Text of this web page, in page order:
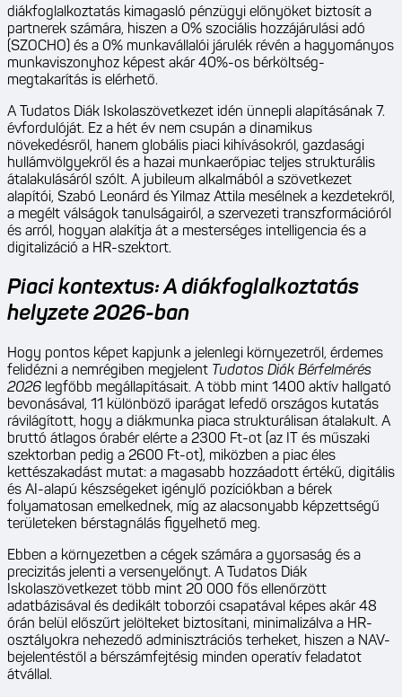
diákfoglalkoztatás kimagasló pénzügyi előnyöket biztosít a
partnerek számára, hiszen a 0% szociális hozzájárulási adó
(SZOCHO) és a 0% munkavállalói járulék révén a hagyományos
munkaviszonyhoz képest akár 40%-os bérköltség-
megtakarítás is elérhető.
A Tudatos Diák Iskolaszövetkezet idén ünnepli alapításának 7.
évfordulóját. Ez a hét év nem csupán a dinamikus
növekedésről, hanem globális piaci kihívásokról, gazdasági
hullámvölgyekről és a hazai munkaerőpiac teljes strukturális
átalakulásáról szólt. A jubileum alkalmából a szövetkezet
alapítói, Szabó Leonárd és Yilmaz Attila mesélnek a kezdetekről,
a megélt válságok tanulságairól, a szervezeti transzformációról
és arról, hogyan alakítja át a mesterséges intelligencia és a
digitalizáció a HR-szektort.
Piaci kontextus: A diákfoglalkoztatás
helyzete 2026-ban
Hogy pontos képet kapjunk a jelenlegi környezetről, érdemes
felidézni a nemrégiben megjelent Tudatos Diák Bérfelmérés
2026 legfőbb megállapításait. A több mint 1400 aktív hallgató
bevonásával, 11 különböző iparágat lefedő országos kutatás
rávilágított, hogy a diákmunka piaca strukturálisan átalakult. A
bruttó átlagos órabér elérte a 2300 Ft-ot (az IT és műszaki
szektorban pedig a 2600 Ft-ot), miközben a piac éles
kettészakadást mutat: a magasabb hozzáadott értékű, digitális
és AI-alapú készségeket igénylő pozíciókban a bérek
folyamatosan emelkednek, míg az alacsonyabb képzettségű
területeken bérstagnálás figyelhető meg.
Ebben a környezetben a cégek számára a gyorsaság és a
precizitás jelenti a versenyelőnyt. A Tudatos Diák
Iskolaszövetkezet több mint 20 000 fős ellenőrzött
adatbázisával és dedikált toborzói csapatával képes akár 48
órán belül előszűrt jelölteket biztosítani, minimalizálva a HR-
osztályokra nehezedő adminisztrációs terheket, hiszen a NAV-
bejelentéstől a bérszámfejtésig minden operatív feladatot
átvállal.